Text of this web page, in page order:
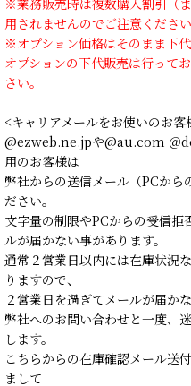
用されませんのでご注意ください
※オプション価格はそのまま下代
オプションの下代販売は行って
さい。
<キャリアメールをお使いのお客
@ezweb.ne.jpや@au.com ＠
用のお客様は
弊社からの送信メール（PCから
ださい。
文字量の制限やPCからの受信
ルが届かない事があります。
通常２営業日以内には在庫状況
りますので、
２営業日を過ぎてメールが届か
弊社へのお問い合わせと一度、
します。
こちらからの在庫確認メール送
まして